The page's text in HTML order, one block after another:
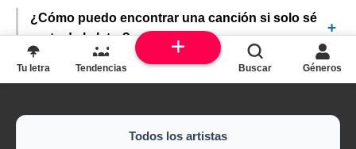
¿Cómo puedo encontrar una canción si solo sé
parte de la letra?
Todos los artistas
Tu letra Tendencias Buscar Géneros